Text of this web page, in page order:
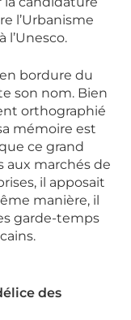
l’Urbanisme
bordure du
son nom. Bien
orthographié
mémoire est
ce grand
aux marchés de
il apposait
manière, il
garde-temps
des